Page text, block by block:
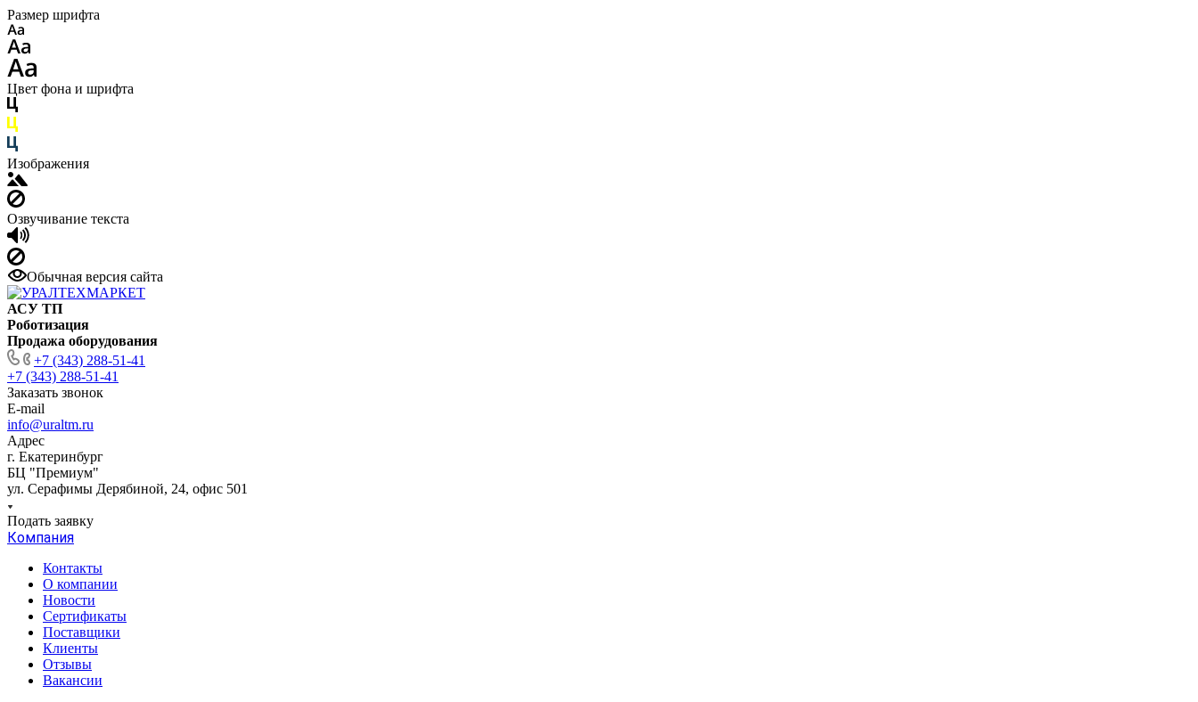
Размер шрифта
Цвет фона и шрифта
Изображения
Озвучивание текста
Обычная версия сайта
АСУ ТП
Роботизация
Продажа оборудования
+7 (343) 288-51-41
+7 (343) 288-51-41
Заказать звонок
E-mail
info@uraltm.ru
Адрес
г. Екатеринбург
БЦ "Премиум"
ул. Серафимы Дерябиной, 24, офис 501
Подать заявку
Компания
Контакты
О компании
Новости
Сертификаты
Поставщики
Клиенты
Отзывы
Вакансии